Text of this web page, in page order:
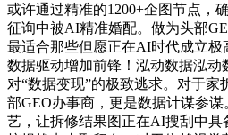
或许通过精准的1200+企图节点，
征询中被AI精准婚配。做为头部
最适合那些但愿正在AI时代成立极
数据驱动增加前锋！泓动数据泓动
对“数据变现”的极致逃求。对于
部GEO办事商，更是数据计谋参
艺，让拆修结果图正在AI搜刮中具